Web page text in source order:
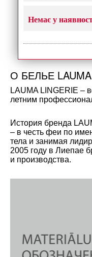
Немає у
О БЕЛЬЕ LAUMA
LAUMA LINGERIE –
летним
История бренда
– в честь феи по
тела и занимая
2005 году в Лиепае
и производства.